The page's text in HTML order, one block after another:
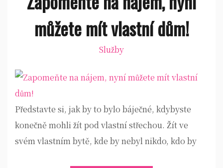
můžete mít vlastní dům!
Služby
Představte si, jak by to bylo báječné, kdybyste
konečně mohli žít pod vlastní střechou. Žít ve
svém vlastním bytě, kde by nebyl nikdo, kdo by